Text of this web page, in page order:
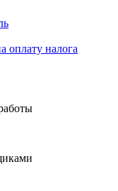
оплату налога